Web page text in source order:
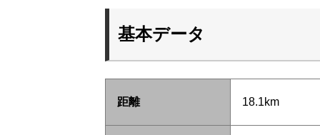
基本データ
距離 18.1km